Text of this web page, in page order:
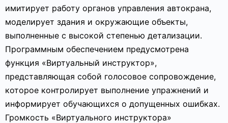
имитирует работу органов управления автокрана,
моделирует здания и окружающие объекты,
выполненные с высокой степенью детализации.
Программным обеспечением предусмотрена
функция «Виртуальный инструктор»,
представляющая собой голосовое сопровождение,
которое контролирует выполнение упражнений и
информирует обучающихся о допущенных ошибках.
Громкость «Виртуального инструктора»